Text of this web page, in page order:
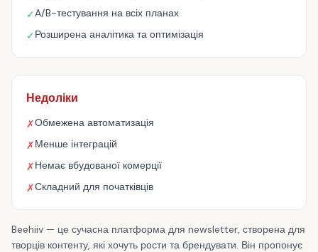
✓A/B-тестування на всіх планах
✓Розширена аналітика та оптимізація
Недоліки
✗Обмежена автоматизація
✗Менше інтеграцій
✗Немає вбудованої комерції
✗Складний для початківців
Beehiiv — це сучасна платформа для newsletter, створена для
творців контенту, які хочуть рости та брендувати. Він пропонує